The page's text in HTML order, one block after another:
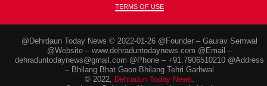
TERMS OF USE
@Dehrdaun Today News © 2022-01-26 @Founder – Gaurav Semwal
@Website – www.dehraduntodaynews.com @Email –
dehraduntodaynews@gmail.com @Phone – +91.7906510210 @Address
– Bhilang Bhat Gaon Bhilang Tehri Garhwal
© 2022, Dehradun Today News